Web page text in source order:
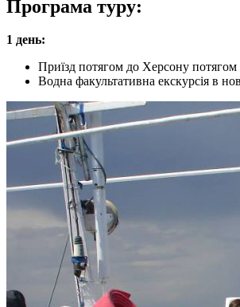
Програма туру:
1 день:
Приїзд потягом до Херсону
Водна факультативна екскурсія в